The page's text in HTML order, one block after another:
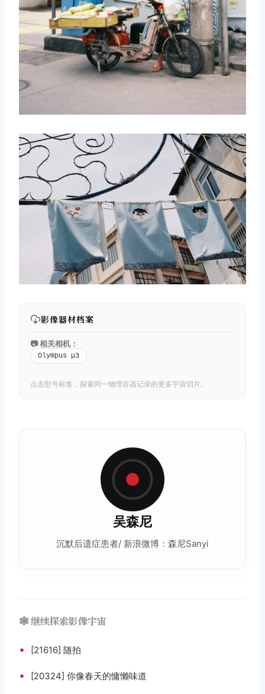
影像器材档案
📷 相关相机：
Olympus μ3
点击型号标签，探索同一物理容器记录的更多宇宙切片。
吴森尼
沉默后遗症患者/ 新浪微博：森尼Sanyi
🕸️ 继续探索影像宇宙
• [21616] 随拍
• [20324] 你像春天的慵懒味道